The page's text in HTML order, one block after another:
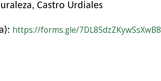
Castro Urdiales
https://forms.gle/7DL85dzZKywSsXwB8